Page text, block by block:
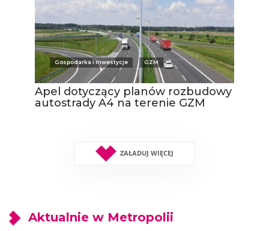
Gospodarka i Inwestycje GZM
Apel dotyczący planów rozbudowy
autostrady A4 na terenie GZM
ZAŁADUJ WIĘCEJ
Aktualnie w Metropolii